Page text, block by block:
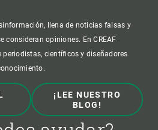
llena de noticias falsas y
consideran opiniones. En CREAF
periodistas, científicos y diseñadores
¡LEE NUESTRO
BLOG!